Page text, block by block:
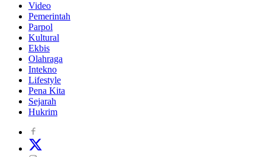
Video
Pemerintah
Parpol
Kultural
Ekbis
Olahraga
Intekno
Lifestyle
Pena Kita
Sejarah
Hukrim